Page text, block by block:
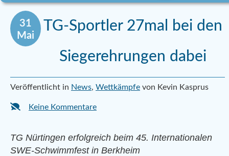
31
Mai
TG-Sportler 27mal bei den
Siegerehrungen dabei
Veröffentlicht in News, Wettkämpfe von Kevin Kasprus
Keine Kommentare
TG Nürtingen erfolgreich beim 45. Internationalen
SWE-Schwimmfest in Berkheim